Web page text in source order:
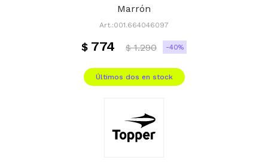
Marrón
001.664046097
$ 774 $ 1.290 40
Últimos dos en stock